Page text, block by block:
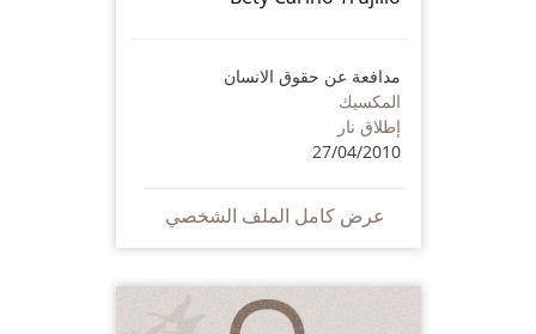
مدافعة عن حقوق الانسان
المكسيك
إطلاق نار
27/04/2010
عرض كامل الملف الشخصي